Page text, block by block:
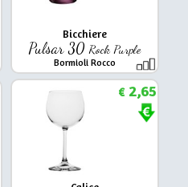
Bicchiere
Pulsar 30Rock Purple
Bormioli Rocco
€2,65